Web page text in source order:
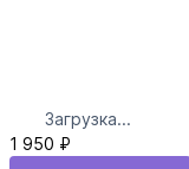
Загрузка...
1 950 ₽